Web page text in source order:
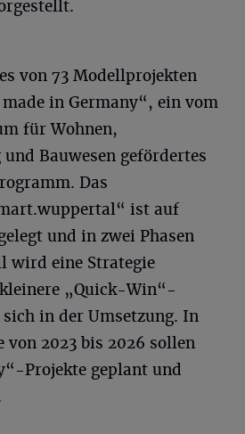
von 73 Modellprojekten
in Germany“, ein vom
für Wohnen,
Bauwesen gefördertes
Das
ist auf
und in zwei Phasen
wird eine Strategie
„Quick-Win“-
in der Umsetzung. In
von 2023 bis 2026 sollen
Projekte geplant und